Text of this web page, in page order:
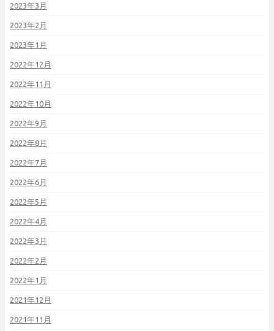
2023年3月
2023年2月
2023年1月
2022年12月
2022年11月
2022年10月
2022年9月
2022年8月
2022年7月
2022年6月
2022年5月
2022年4月
2022年3月
2022年2月
2022年1月
2021年12月
2021年11月